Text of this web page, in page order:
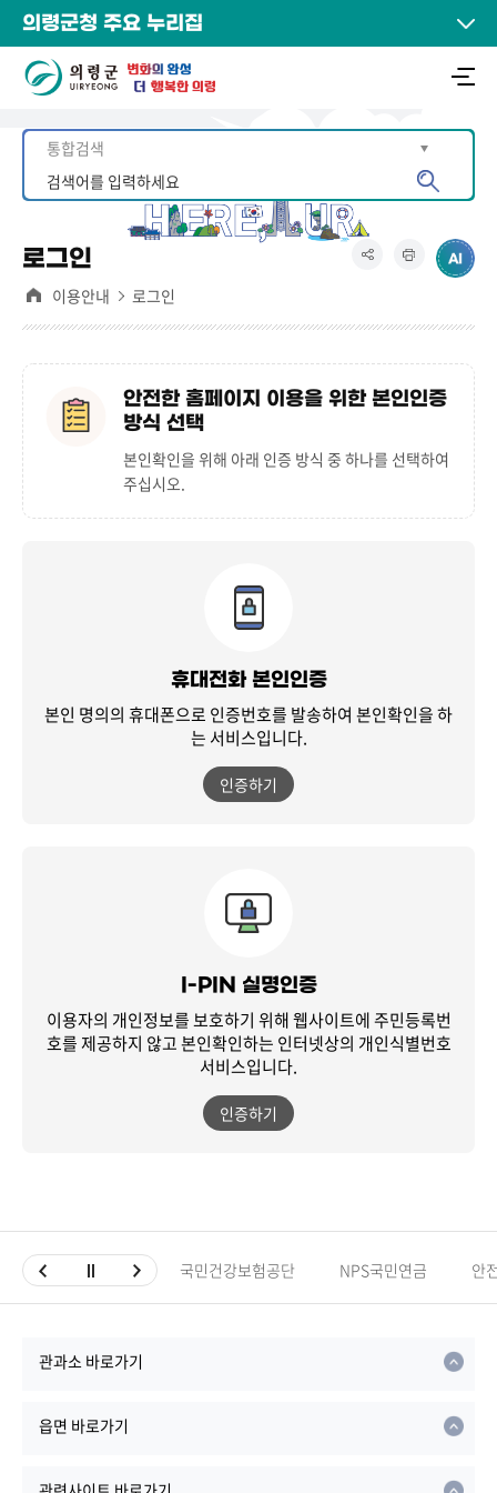
의령군청 주요 누리집
로그인
이용안내 로그인
안전한 홈페이지 이용을 위한 본인인증
방식 선택
본인확인을 위해 아래 인증 방식 중 하나를 선택하여
주십시오.
휴대전화 본인인증
본인 명의의 휴대폰으로 인증번호를 발송하여 본인확인을 하
는 서비스입니다.
인증하기
I-PIN 실명인증
이용자의 개인정보를 보호하기 위해 웹사이트에 주민등록번
호를 제공하지 않고본인확인하는 인터넷상의 개인식별번호
서비스입니다.
인증하기
국민건강보험공단 NPS국민연금 안
관과소 바로가기
읍면 바로가기